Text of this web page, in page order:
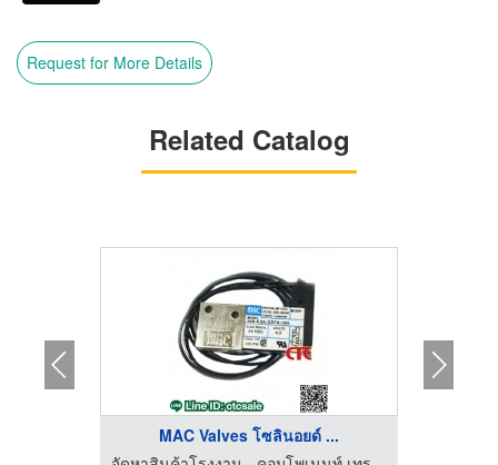
Request for More Details
Related Catalog
MAC Valves โซลินอยด์ ...